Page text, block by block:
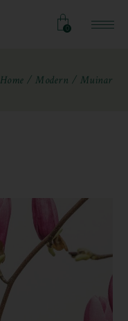
0
Home Modern Muinar